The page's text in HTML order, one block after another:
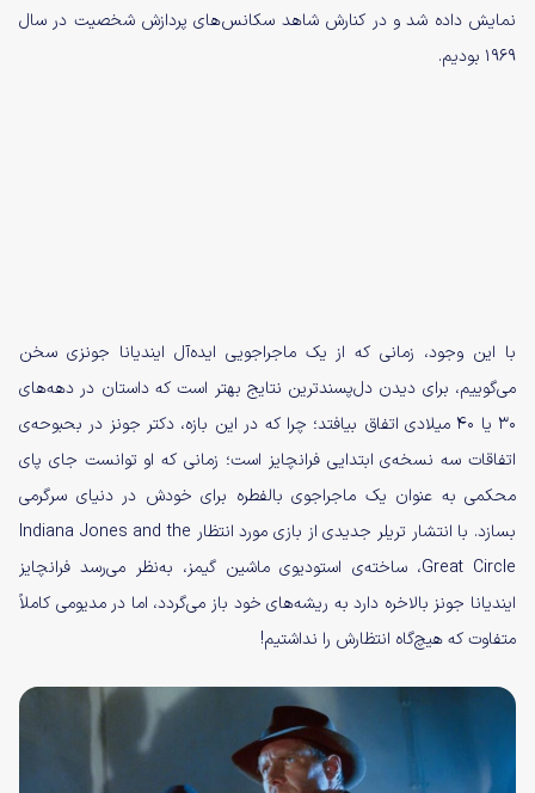
نمایش داده شد و در کنارش شاهد سکانس‌های پردازش شخصیت در سال
1969 بودیم.
با این وجود، زمانی که از یک ماجراجویی ایده‌آل ایندیانا جونزی سخن
می‌گوییم، برای دیدن دل‌پسندترین نتایج بهتر است که داستان در دهه‌های
30 یا 40 میلادی اتفاق بیافتد؛ چرا که در این بازه، دکتر جونز در بحبوحه‌ی
اتفاقات سه نسخه‌ی ابتدایی فرانچایز است؛ زمانی که او توانست جای پای
محکمی به عنوان یک ماجراجوی بالفطره برای خودش در دنیای سرگرمی
بسازد. با انتشار تریلر جدیدی از بازی مورد انتظار Indiana Jones and the
Great Circle، ساخته‌ی استودیوی ماشین گیمز، به‌نظر می‌رسد فرانچایز
ایندیانا جونز بالاخره دارد به ریشه‌های خود باز می‌گردد، اما در مدیومی کاملاً
متفاوت که هیچ‌گاه انتظارش را نداشتیم!